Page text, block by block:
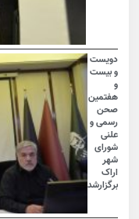
دویست
و بیست
هفتمین
صحن
رسمی و
علنی
شورای
شهر
اراک
برگزارشد